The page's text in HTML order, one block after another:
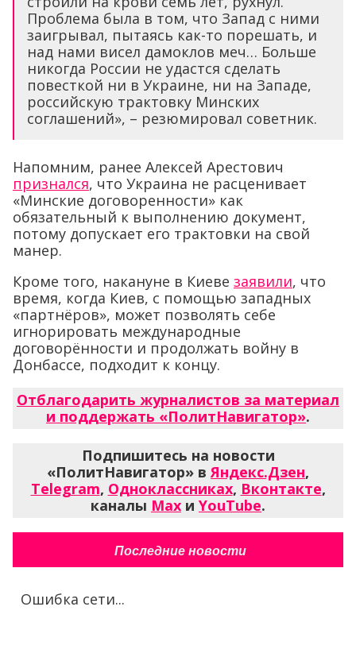
Проблема была в том, что Запад с ними
заигрывал, пытаясь как-то порешать, и
над нами висел дамоклов меч… Больше
никогда России не удастся сделать
повесткой ни в Украине, ни на Западе,
российскую трактовку Минских
соглашений», – резюмировал советник.
Напомним, ранее Алексей Арестович
признался, что Украина не расценивает
«Минские договоренности» как
обязательный к выполнению документ,
потому допускает его трактовки на свой
манер.
Кроме того, накануне в Киеве заявили, что
время, когда Киев, с помощью западных
«партнёров», может позволять себе
игнорировать международные
договорённости и продолжать войну в
Донбассе, подходит к концу.
Отблагодарить журналистов за материал
и поддержать «ПолитНавигатор».
Подпишитесь на новости
«ПолитНавигатор» вЯндекс.Дзен,
Telegram, Одноклассниках, Вконтакте,
каналы Max и YouTube.
Последние новости
Ошибка сети...